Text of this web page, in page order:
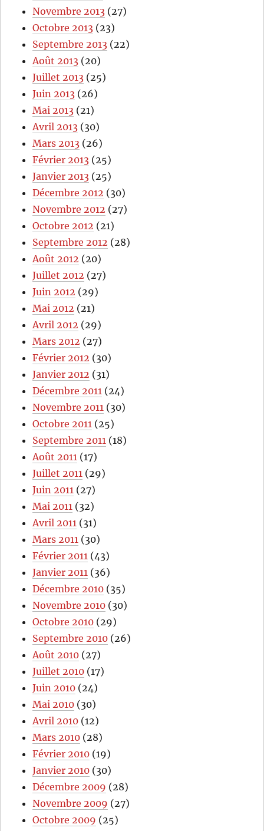
Novembre 2013 (27)
Octobre 2013 (23)
Septembre 2013 (22)
Août 2013 (20)
Juillet 2013 (25)
Juin 2013 (26)
Mai 2013 (21)
Avril 2013 (30)
Mars 2013 (26)
Février 2013 (25)
Janvier 2013 (25)
Décembre 2012 (30)
Novembre 2012 (27)
Octobre 2012 (21)
Septembre 2012 (28)
Août 2012 (20)
Juillet 2012 (27)
Juin 2012 (29)
Mai 2012 (21)
Avril 2012 (29)
Mars 2012 (27)
Février 2012 (30)
Janvier 2012 (31)
Décembre 2011 (24)
Novembre 2011 (30)
Octobre 2011 (25)
Septembre 2011 (18)
Août 2011 (17)
Juillet 2011 (29)
Juin 2011 (27)
Mai 2011 (32)
Avril 2011 (31)
Mars 2011 (30)
Février 2011 (43)
Janvier 2011 (36)
Décembre 2010 (35)
Novembre 2010 (30)
Octobre 2010 (29)
Septembre 2010 (26)
Août 2010 (27)
Juillet 2010 (17)
Juin 2010 (24)
Mai 2010 (30)
Avril 2010 (12)
Mars 2010 (28)
Février 2010 (19)
Janvier 2010 (30)
Décembre 2009 (28)
Novembre 2009 (27)
Octobre 2009 (25)